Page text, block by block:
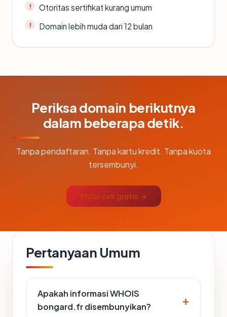
Otoritas sertifikat kurang umum
Domain lebih muda dari 12 bulan
Periksa domain berikutnya
dalam beberapa detik.
Tanpa pendaftaran. Tanpa kartu kredit. Tanpa kuota
tersembunyi.
Mulai cek gratis →
Pertanyaan Umum
Apakah informasi WHOIS
bongard.fr disembunyikan?